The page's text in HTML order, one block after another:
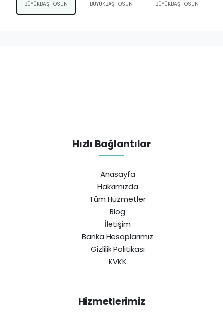
BÜYÜKBAŞ TOSUN BÜYÜKBAŞ TOSUN BÜYÜKBAŞ TOSUN
Hızlı Bağlantılar
Anasayfa
Hakkımızda
Tüm Hüzmetler
Blog
İletişim
Banka Hesaplarımız
Gizlilik Politikası
KVKK
Hizmetlerimiz